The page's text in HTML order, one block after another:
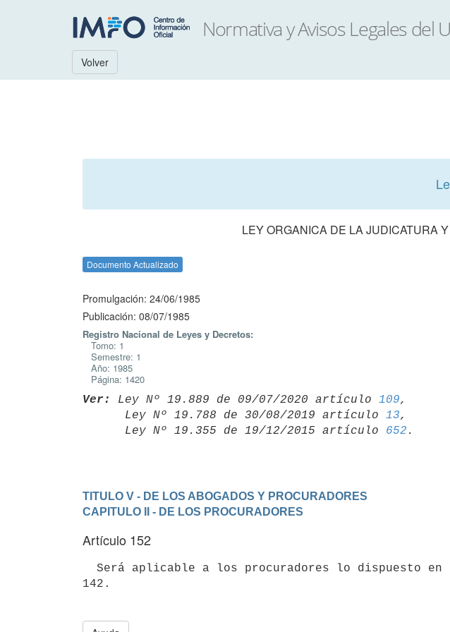
Volver
LEY ORGANICA DE LA JUDICATURA
Documento Actualizado
Promulgación: 24/06/1985
Publicación: 08/07/1985
Registro Nacional de Leyes y Decretos:
Tomo: 1
Semestre: 1
Año: 1985
Página: 1420
Ver: Ley Nº 19.889 de 09/07/2020 artículo 109,
      Ley Nº 19.788 de 30/08/2019 artículo
13,
      Ley Nº 19.355 de 19/12/2015 artículo
652
TITULO V - DE LOS ABOGADOS Y PROCURADORES
CAPITULO II - DE LOS PROCURADORES
Artículo 152